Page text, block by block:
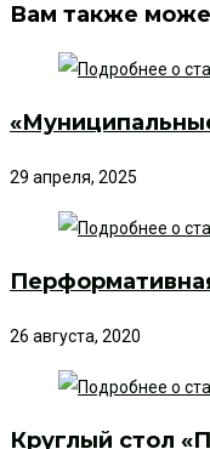
Вам также
29 апреля, 2025
26 августа, 2020
Круглый стол